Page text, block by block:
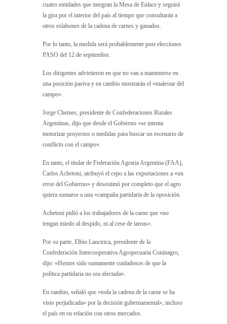
cuatro entidades que integran la Mesa de Enlace y seguirá
la gira por el interior del país al tiempo que consultarán a
otros eslabones de la cadena de carnes y ganados.
Por lo tanto, la medida será probablemente post elecciones
PASO del 12 de septiembre.
Los dirigentes advirtieron en que no van a mantenerse en
una posición pasiva y en cambio mostrarán el «malestar del
campo».
Jorge Chemes, presidente de Confederaciones Rurales
Argentinas, dijo que desde el Gobierno «se intenta
motorizar proyectos o medidas para buscar un escenario de
conflicto con el campo».
En tanto, el titular de Federación Agraria Argentina (FAA),
Carlos Achetoni, atribuyó el cepo a las exportaciones a «un
error del Gobierno» y desestimó por completo que el agro
quiera sumarse a una «campaña partidaria de la oposición.
Achetoni pidió a los trabajadores de la carne que «no
tengan miedo al despido, ni al cese de tareas».
Por su parte, Elbio Laucirica, presidente de la
Confederación Intercooperativa Agropecuaria Coninagro,
dijo: «Hemos sido sumamente cuidadosos de que la
política partidaria no sea afectada».
En cambio, señaló que «toda la cadena de la carne se ha
visto perjudicada» por la decisión gubernamental», incluso
el país en su relación con otros mercados.